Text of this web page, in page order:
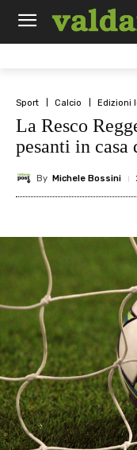
Sport Calcio Edizioni
La Resco
pesanti in casa
By Michele Bossini